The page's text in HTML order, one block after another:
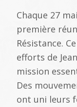
Chaque 27
première
Résistance.
efforts de
mission
Des
ont uni leurs